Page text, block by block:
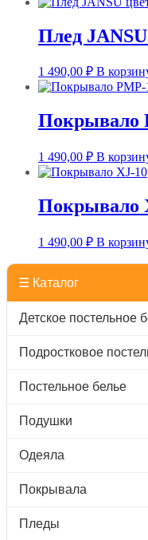
Плед
1 490,00 ₽ В
Покрывало
1 490,00 ₽ В
Покрывало
1 490,00 ₽ В
☰ Каталог
Детское постельное
Подростковое
Постельное белье
Подушки
Одеяла
Покрывала
Пледы